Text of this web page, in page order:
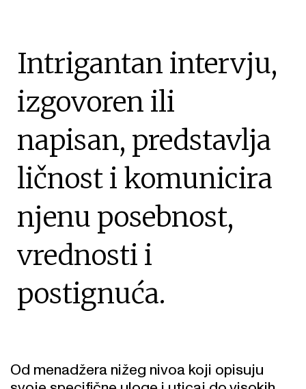
Intrigantan intervju,
izgovoren ili
napisan, predstavlja
ličnost i komunicira
njenu posebnost,
vrednosti i
postignuća.
Od menadžera nižeg nivoa koji opisuju
svoje specifične uloge i uticaj do visokih